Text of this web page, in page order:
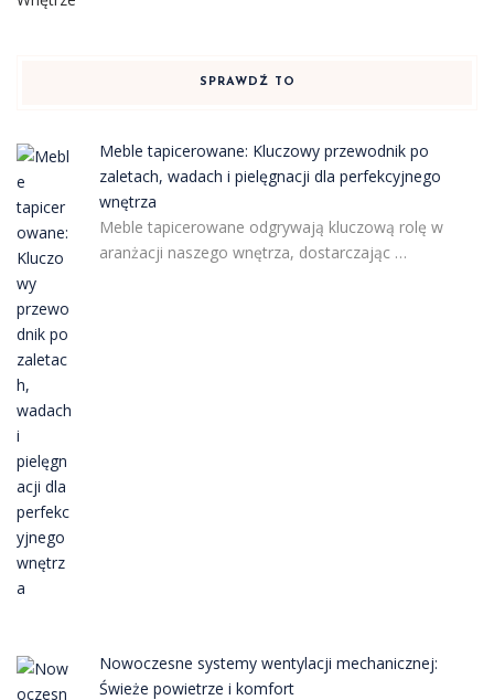
SPRAWDŹ TO
Meble tapicerowane: Kluczowy przewodnik po
zaletach, wadach i pielęgnacji dla perfekcyjnego
wnętrza
Meble tapicerowane odgrywają kluczową rolę w
aranżacji naszego wnętrza, dostarczając …
Nowoczesne systemy wentylacji mechanicznej:
Świeże powietrze i komfort